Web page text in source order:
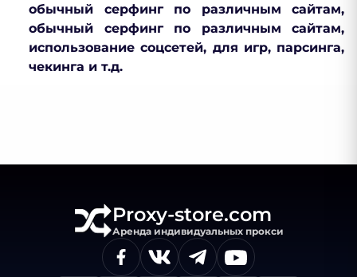
обычный серфинг по различным сайтам,
обычный серфинг по различным сайтам,
использование соцсетей, для игр, парсинга,
чекинга и т.д.
Proxy-store.com
Аренда индивидуальных прокси